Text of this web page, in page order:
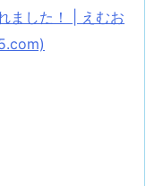
ました！ | えむお